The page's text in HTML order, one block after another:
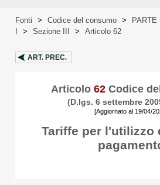
Fonti > Codice del consumo > PARTE
> Sezione III > Articolo 62
ART. PREC.
Articolo 62 Codice
(D.lgs. 6 settembre
[Aggiornato al 19/04/
Tariffe per l'utilizzo